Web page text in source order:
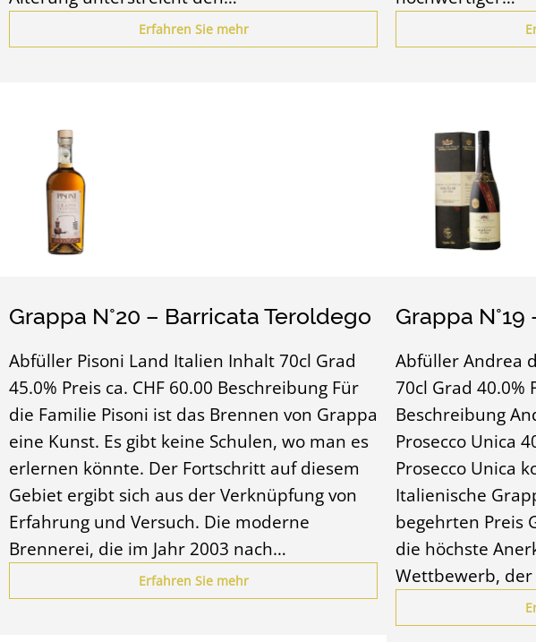
Erfahren Sie mehr
Grappa N°20 – Barricata Teroldego
Abfüller Pisoni Land Italien Inhalt 70cl Grad
45.0% Preis ca. CHF 60.00 Beschreibung Für
die Familie Pisoni ist das Brennen von Grappa
eine Kunst. Es gibt keine Schulen, wo man es
erlernen könnte. Der Fortschritt auf diesem
Gebiet ergibt sich aus der Verknüpfung von
Erfahrung und Versuch. Die moderne
Brennerei, die im Jahr 2003 nach…
Erfahren Sie mehr
Grappa
Abfüller Andrea
70cl Grad 40.0%
Beschreibung
Prosecco Unica
Prosecco Unica
Italienische
begehrten Preis
die höchste
Wettbewerb,